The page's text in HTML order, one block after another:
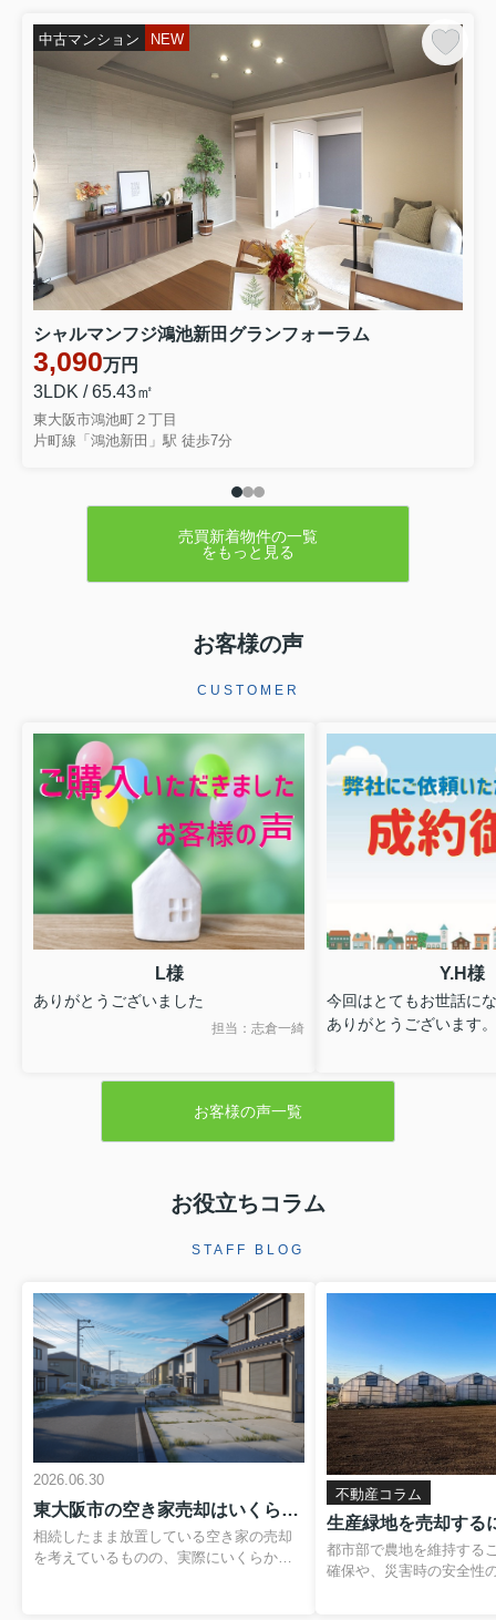
任を持ってサポートさせていただ...
2026.06.29
☆★☆成約御礼☆★☆
東大阪市永和３丁目 中古テラスハウ
スをご契約いただきましたこの度はミ
ーツ不動産をいただき誠にありがとう
ございます。無事ご成約に至ることが
でき大変嬉しく思っております。リフ
ォームでお時間を頂き恐縮ではご...
2026.06.28
☆★☆成約御礼☆★☆
東大阪市大蓮南４丁目 中古一戸建を
足いただけるよう引きつづきしっ...
中古マンション NEW
シャルマンフジ鴻池新田グランフォーラム
3,090万円
3LDK / 65.43㎡
東大阪市鴻池町２丁目
片町線「鴻池新田」駅 徒歩7分
売買新着物件の一覧
をもっと見る
お客様の声
CUSTOMER
L様
ありがとうございました
担当：志倉一綺
Y.H様
今回はとてもお世話に
ありがとうございます。
お客様の声一覧
お役立ちコラム
STAFF BLOG
2026.06.30
東大阪市の空き家売却はいくらかかる？費用や税金の内訳と負担を抑える方法
相続したまま放置している空き家の売却
を考えているものの、実際にいくらかか
不動産コラム
都市部で農地を維持する
確保や、災害時の安全性